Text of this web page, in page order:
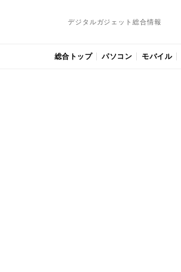
デジタルガジェット総合情報
総合トップ パソコン モバイル